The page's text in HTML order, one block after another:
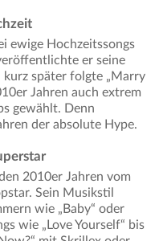
ewige Hochzeitssongs
er seine
kurz später folgte „Marry
Jahren auch extrem
gewählt. Denn
der absolute Hype.
2010er Jahren vom
Sein Musikstil
wie „Baby“ oder
wie „Love Yourself“ bis